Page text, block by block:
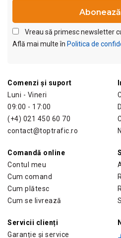
Vreau să primesc newsletter
Află mai multe în Politica de
Comenzi și suport
Luni - Vineri
09:00 - 17:00
(+4) 021 450 60 70
contact@toptrafic.ro
Comandă online
Contul meu
Cum comand
Cum plătesc
Cum se livrează
Servicii clienți
Garanție și service